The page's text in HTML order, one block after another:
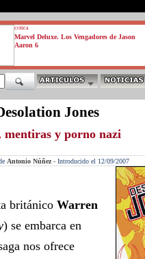
critica
Marvel Deluxe. Los Vengadores de Jason
Aaron 6
Jones
mentiras y porno nazi
Antonio Núñez- Introducido el 12/09/2007
británico Warren
) se embarca en
nos ofrece